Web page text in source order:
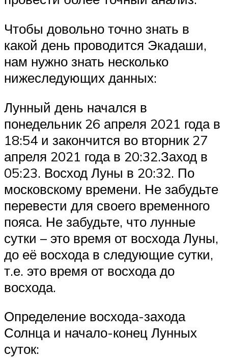
Чтобы довольно точно знать в
какой день проводится Экадаши,
нам нужно знать несколько
нижеследующих данных:
Лунный день начался в
понедельник 26 апреля 2021 года в
18:54 и закончится во вторник 27
апреля 2021 года в 20:32.Заход в
05:23. Восход Луны в 20:32. По
московскому времени. Не забудьте
перевести для своего временного
пояса. Не забудьте, что лунные
сутки – это время от восхода Луны,
до её восхода в следующие сутки,
т.е. это время от восхода до
восхода.
Определение восхода-захода
Солнца и начало-конец Лунных
суток: